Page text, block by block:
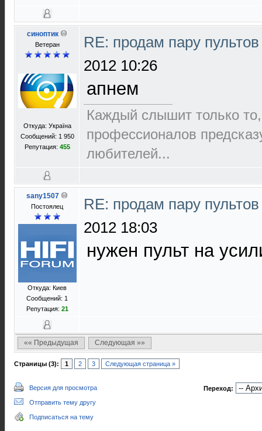
синоптик
Ветеран
Откуда: Україна
Сообщений: 1 950
Репутация: 455
RE: продам пару
2012 10:26
апнем
Каждый слышит только
пpофеccионалов
любителей...
sany1507
Постоялец
Откуда: Киев
Сообщений: 1
Репутация: 21
RE: продам пару
2012 18:03
нужен пульт на
«« Предыдущая Следующая »»
Страницы (3): 1 2 3 Следующая страница »
Версия для просмотра
Отправить тему другу
Подписаться на тему
Переход: